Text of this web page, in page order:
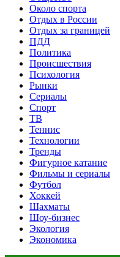
Около спорта
Отдых в России
Отдых за границей
ПДД
Политика
Происшествия
Психология
Рынки
Сериалы
Спорт
ТВ
Теннис
Технологии
Тренды
Фигурное катание
Фильмы и сериалы
Футбол
Хоккей
Шахматы
Шоу-бизнес
Экология
Экономика